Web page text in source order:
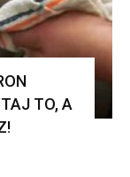
TO, A